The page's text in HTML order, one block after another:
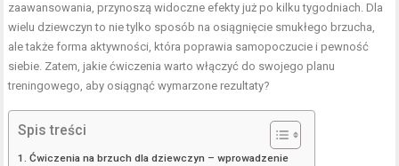
zaawansowania, przynoszą widoczne efekty już po kilku tygodniach. Dla
wielu dziewczyn to nie tylko sposób na osiągnięcie smukłego brzucha,
ale także forma aktywności, która poprawia samopoczucie i pewność
siebie. Zatem, jakie ćwiczenia warto włączyć do swojego planu
treningowego, aby osiągnąć wymarzone rezultaty?
Spis treści
Ćwiczenia na brzuch dla dziewczyn – wprowadzenie